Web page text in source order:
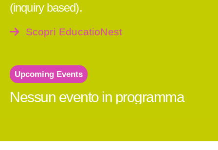
(inquiry based).
Scopri EducatioNest
Upcoming Events
Nessun evento in programma